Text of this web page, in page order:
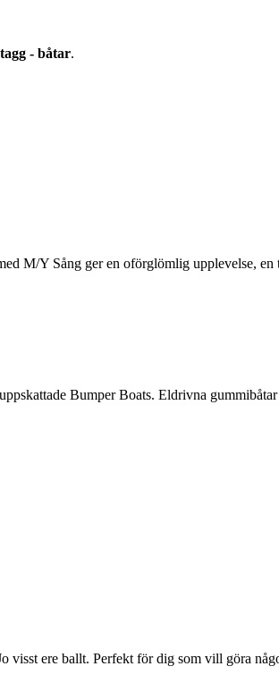
tagg - båtar.
M/Y Sång ger en oförglömlig upplevelse,
Bumper Boats. Eldrivna
visst ere ballt. Perfekt för dig som vill göra